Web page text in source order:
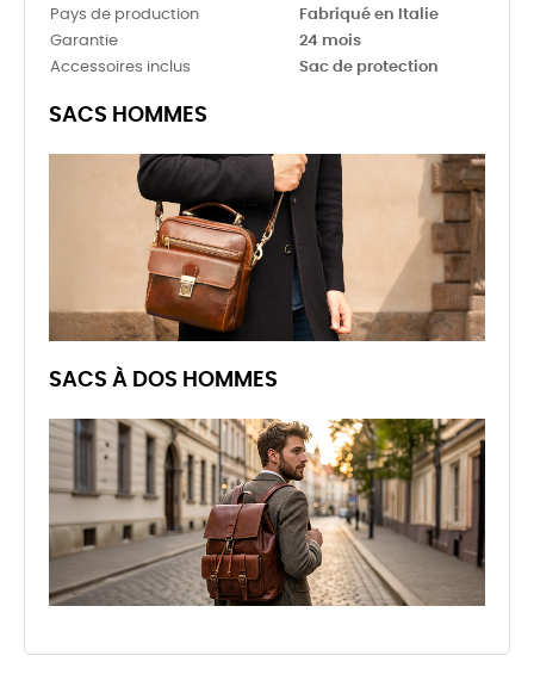
Pays de production
Fabriqué en Italie
Garantie
24 mois
Accessoires inclus
Sac de protection
SACS HOMMES
SACS À DOS HOMMES